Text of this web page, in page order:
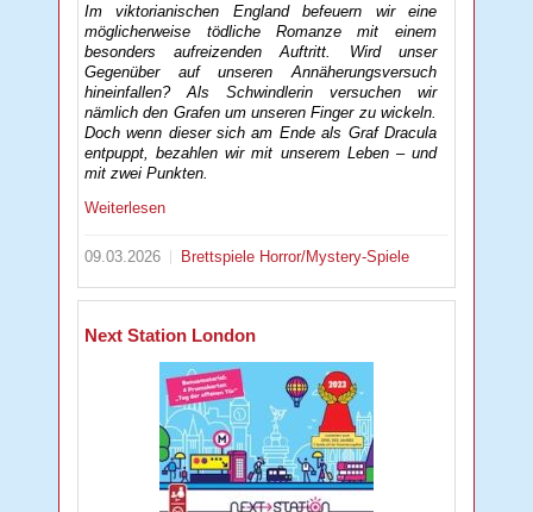
Im viktorianischen England befeuern wir eine
möglicherweise tödliche Romanze mit einem
besonders aufreizenden Auftritt. Wird unser
Gegenüber auf unseren Annäherungsversuch
hineinfallen? Als Schwindlerin versuchen wir
nämlich den Grafen um unseren Finger zu wickeln.
Doch wenn dieser sich am Ende als Graf Dracula
entpuppt, bezahlen wir mit unserem Leben – und
mit zwei Punkten.
Weiterlesen
09.03.2026 Brettspiele Horror/Mystery-Spiele
Next Station London